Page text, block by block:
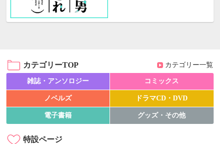
カテゴリーTOP カテゴリー一覧
雑誌・アンソロジー コミックス
ノベルズ ドラマCD・DVD
電子書籍 グッズ・その他
特設ページ